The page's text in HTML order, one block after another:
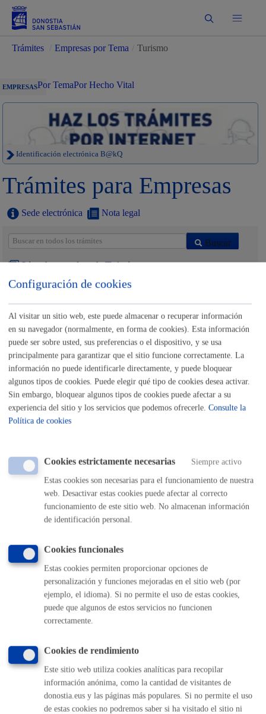
Buscar
Trámites Empresas por Tema Turismo
EMPRESASPor TemaPor Hecho Vital
Identificación electrónica B@kQ
Trámites para Empresas
Sede electrónica Nota legal
Buscar
Listado completo de Trámites
Turismo
Autorización para ocupar la vía pública con actividades,
eventos,...
* Online con certificado electrónico
ONLINE
PRESENCIAL
TELÉFONO
MÁQUINA
puntuales
ONLINE
PRESENCIAL
TELÉFONO
Volver al índice Volver atrás
Comunícate con el Ayuntamiento de Donostia / San
010
(gratuito desde Donostia / San Sebastián)
(+34) 943 481 000
Buzón de la ciudadanía
Informar de un error en la web
Configuración de cookies
Al visitar un sitio web, este puede almacenar o recuperar información
en su navegador (normalmente, en forma de cookies). Esta información
puede ser sobre usted, sus preferencias o el dispositivo, y se usa
principalmente para garantizar que el sitio funcione correctamente. La
información no puede identificarle directamente, y puede bloquear
algunos tipos de cookies. Puede elegir qué tipo de cookies desea activar.
Sin embargo, bloquear algunos tipos de cookies puede afectar a su
experiencia del sitio y los servicios que podemos ofrecerle. Consulte la
Política de cookies
Cookies estrictamente necesarias Siempre activo
Estas cookies son necesarias para el funcionamiento de nuestra
web. Desactivar estas cookies puede afectar al correcto
funcionamiento de este sitio web. No almacenan información
de identificación personal.
Cookies funcionales
Estas cookies permiten proporcionar opciones de
personalización y funciones mejoradas en el sitio web (por
ejemplo, el idioma). Si no permite el uso de estas cookies,
puede que algunos de estos servicios no funcionen
correctamente.
Cookies de rendimiento
Este sitio web utiliza cookies analíticas para recopilar
información anónima, como la cantidad de visitantes de
donostia.eus y las páginas más populares. Si no permite el uso
de estas cookies no podremos saber si ha visitado el sitio ni